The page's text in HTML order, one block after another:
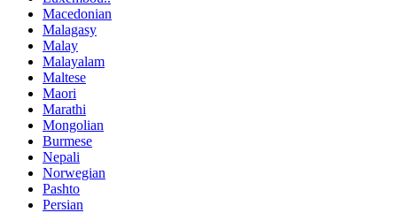
Macedonian
Malagasy
Malay
Malayalam
Maltese
Maori
Marathi
Mongolian
Burmese
Nepali
Norwegian
Pashto
Persian